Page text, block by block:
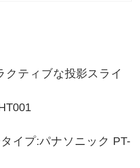
クティブな投影スライ
イプ:パナソニック PT-